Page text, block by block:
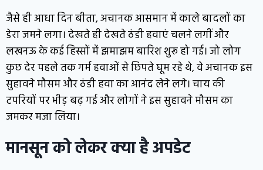
जैसे ही आधा दिन बीता, अचानक आसमान में काले बादलों का
डेरा जमने लगा। देखते ही देखते ठंडी हवाएं चलने लगीं और
लखनऊ के कई हिस्सों में झमाझम बारिश शुरू हो गई। जो लोग
कुछ देर पहले तक गर्म हवाओं से छिपते घूम रहे थे, वे अचानक इस
सुहावने मौसम और ठंडी हवा का आनंद लेने लगे। चाय की
टपरियों पर भीड़ बढ़ गई और लोगों ने इस सुहावने मौसम का
जमकर मजा लिया।
मानसून को लेकर क्या है अपडेट